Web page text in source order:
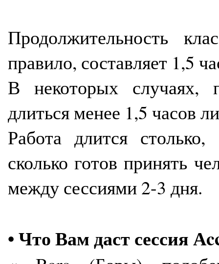
Продолжительность
правило, составляет 1,5
В некоторых случаях,
длиться менее 1,5 часов
Работа длится
сколько готов принять
между сессиями 2-3 дня.
• Что Вам даст сессия